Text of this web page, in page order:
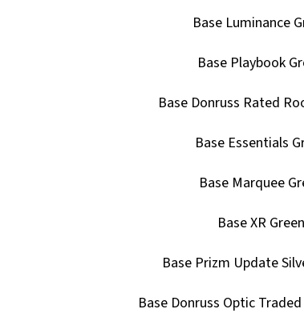
Base Luminance
Base Playbook
Base Donruss Rated
Base Essentials
Base Marquee
Base XR Green
Base Prizm Update
Base Donruss Optic